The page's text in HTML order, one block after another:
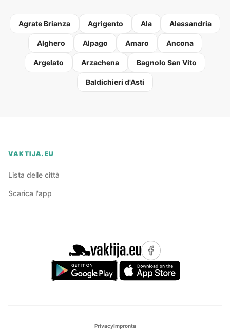
Agrate Brianza Agrigento Ala Alessandria
Alghero Alpago Amaro Ancona
Argelato Arzachena Bagnolo San Vito
Baldichieri d'Asti
VAKTIJA.EU
Lista delle città
Scarica l'app
PrivacyImpronta